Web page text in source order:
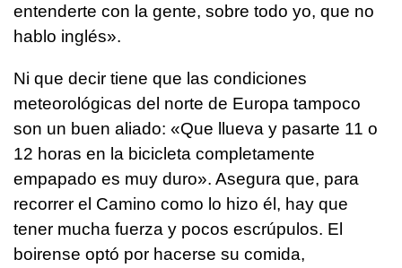
entenderte con la gente, sobre todo yo, que no
hablo inglés».
Ni que decir tiene que las condiciones
meteorológicas del norte de Europa tampoco
son un buen aliado: «Que llueva y pasarte 11 o
12 horas en la bicicleta completamente
empapado es muy duro». Asegura que, para
recorrer el Camino como lo hizo él, hay que
tener mucha fuerza y pocos escrúpulos. El
boirense optó por hacerse su comida,